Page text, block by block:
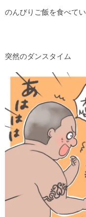
のんびりご飯を食べて
突然のダンスタイム